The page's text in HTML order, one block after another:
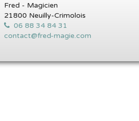
Fred - Magicien
21800 Neuilly-Crimolois
06 88 34 84 31
contact@fred-magie.com